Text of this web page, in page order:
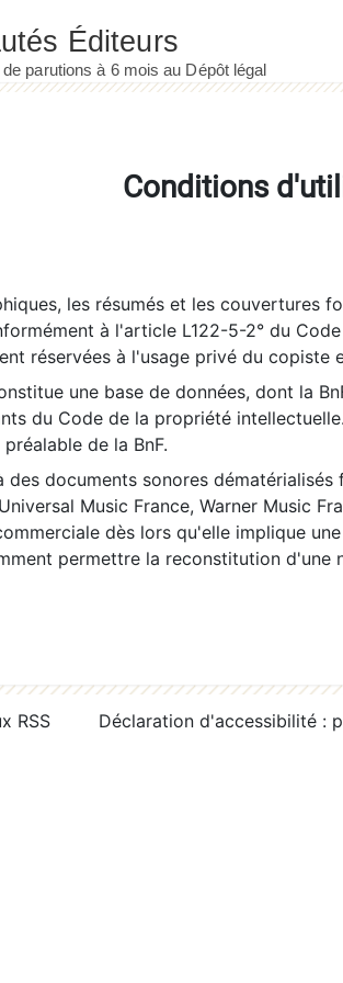
Conditions
les résumés et les couvertures
à l'article L122-5-2° du
réservées à l'usage privé du copiste
une base de données, dont la
du Code de la propriété
de la BnF.
des documents sonores
Music France, Warner Music
dès lors qu'elle implique
permettre la reconstitution d'une
RSS Déclaration d'accessibilité :